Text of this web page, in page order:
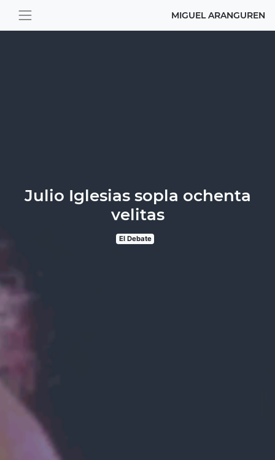
MIGUEL ARANGUREN
Julio Iglesias sopla ochenta
velitas
El Debate